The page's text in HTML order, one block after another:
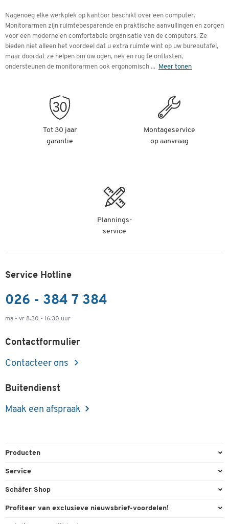
Nagenoeg elke werkplek op kantoor beschikt over een computer.
Monitorarmen zijn ruimtebesparende en praktische aanvullingen en zorgen
voor een moderne en comfortabele organisatie van de computers. Ze
bieden niet alleen het voordeel dat u extra ruimte wint op uw bureautafel,
maar doordat ze helpen om uw ogen, nek en rug te ontlasten,
ondersteunen de monitorarmen ook ergonomisch ... Meer tonen
Tot 30 jaar
garantie
Montageservice
op aanvraag
Plannings-
service
Service Hotline
026 - 384 7 384
ma - vr 8.30 - 16.30 uur
Contactformulier
Contacteer ons
Buitendienst
Maak een afspraak
Producten
Kantoorbenodigdheden
Service
Bestelling herroepen
Schäfer Shop
Algemene voorwaarden
Profiteer van exclusieve nieuwsbrief-voordelen!